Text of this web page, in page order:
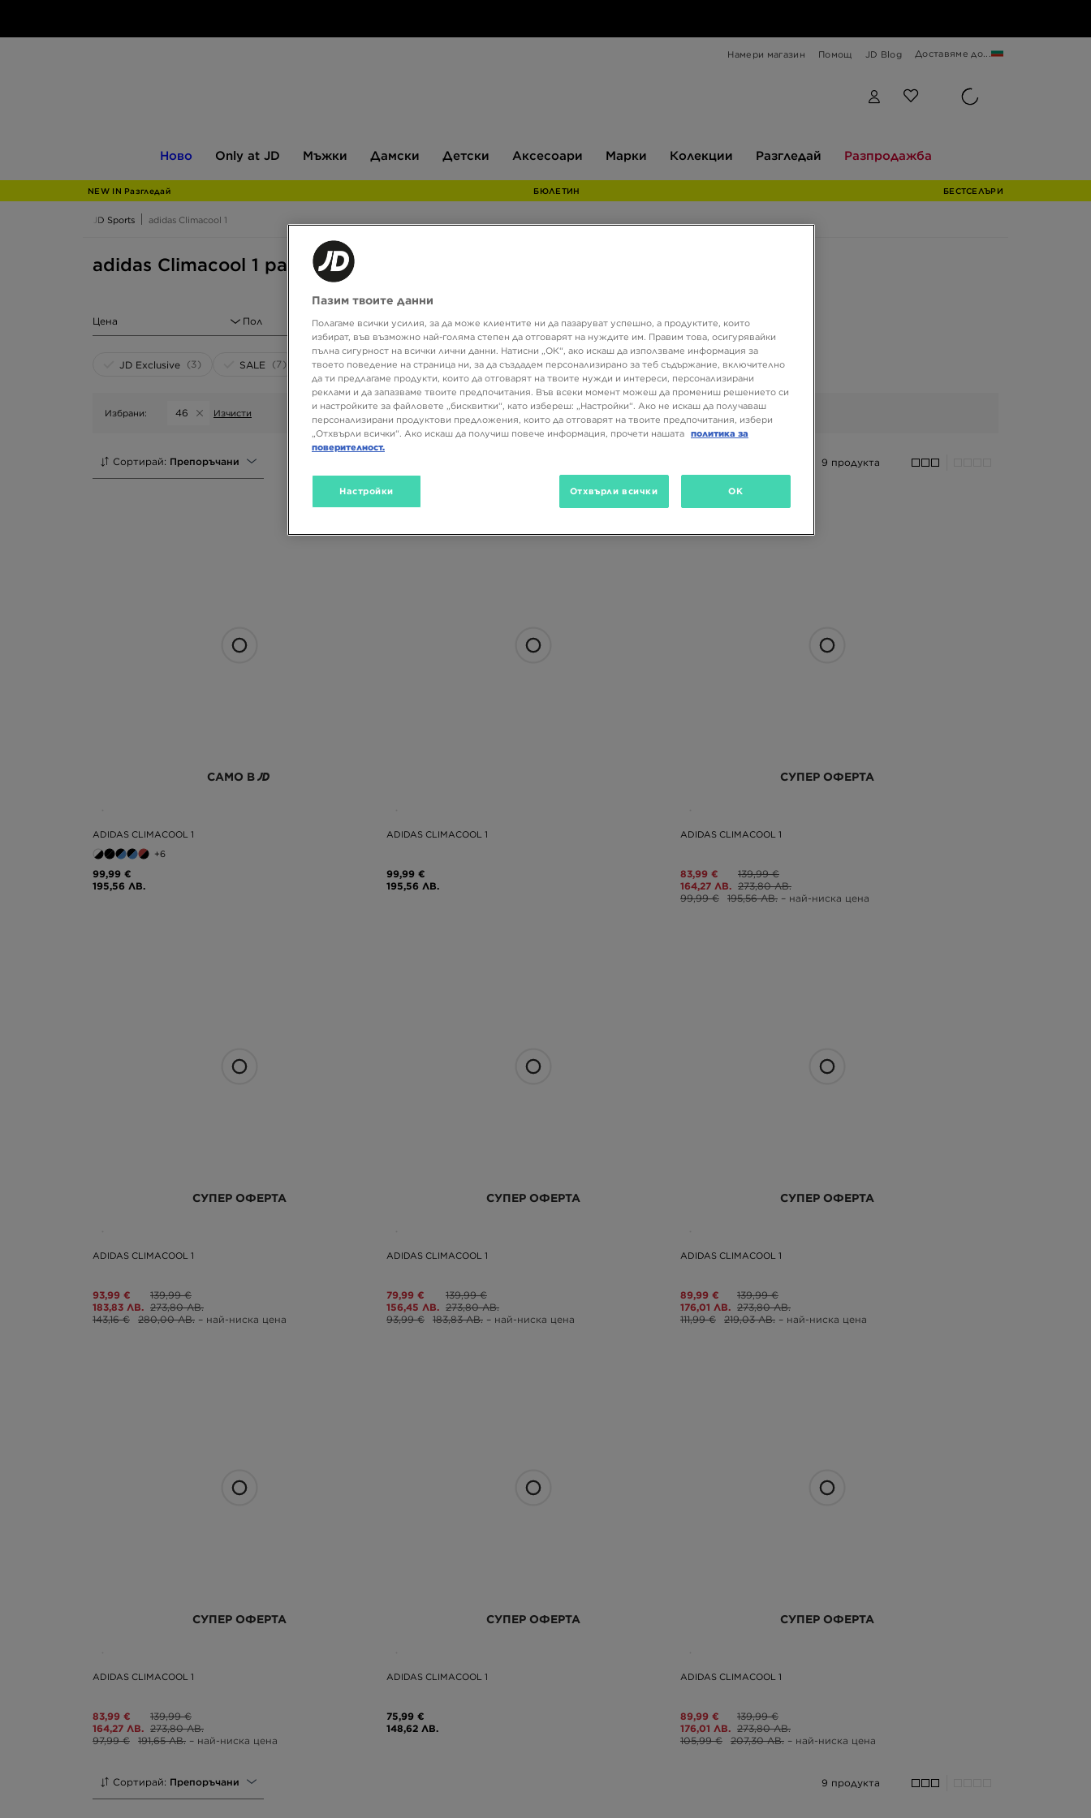
Намери магазин Помощ JD Blog Доставяме до...
Ново
JD
Only at JD Мъжки Дамски Детски Аксесоари Марки Колекции Разгледай Разпродажба
NEW IN Разгледай БЮЛЕТИН БЕСТСЕЛЪРИ
JD Sports adidas Climacool 1
adidas Climacool 1 размер 46
Цена Пол Размер 1 Цвят
JD Exclusive (3) SALE (7)
Избрани: 46 Изчисти
Сортирай: Препоръчани 9 продукта
САМО В
ADIDAS CLIMACOOL 1
+6
99,99 €
195,56 ЛВ.
ADIDAS CLIMACOOL 1
99,99 €
195,56 ЛВ.
СУПЕР ОФЕРТА
ADIDAS CLIMACOOL 1
83,99 €
164,27 ЛВ.
139,99 €
273,80 ЛВ.
99,99 €
195,56 ЛВ. – най-ниска цена
СУПЕР ОФЕРТА
ADIDAS CLIMACOOL 1
93,99 €
183,83 ЛВ.
139,99 €
273,80 ЛВ.
143,16 €
280,00 ЛВ. – най-ниска цена
СУПЕР ОФЕРТА
ADIDAS CLIMACOOL 1
79,99 €
156,45 ЛВ.
139,99 €
273,80 ЛВ.
93,99 €
183,83 ЛВ. – най-ниска цена
СУПЕР ОФЕРТА
ADIDAS CLIMACOOL 1
89,99 €
176,01 ЛВ.
139,99 €
273,80 ЛВ.
111,99 €
219,03 ЛВ. – най-ниска цена
СУПЕР ОФЕРТА
ADIDAS CLIMACOOL 1
83,99 €
164,27 ЛВ.
139,99 €
273,80 ЛВ.
97,99 €
191,65 ЛВ. – най-ниска цена
СУПЕР ОФЕРТА
ADIDAS CLIMACOOL 1
75,99 €
148,62 ЛВ.
СУПЕР ОФЕРТА
ADIDAS CLIMACOOL 1
89,99 €
176,01 ЛВ.
139,99 €
273,80 ЛВ.
105,99 €
207,30 ЛВ. – най-ниска цена
Сортирай: Препоръчани 9 продукта
Пазим твоите данни
Полагаме всички усилия, за да може клиентите ни да пазаруват успешно, а продуктите, които
избират, във възможно най-голяма степен да отговарят на нуждите им. Правим това, осигурявайки
пълна сигурност на всички лични данни. Натисни „ОК“, ако искаш да използваме информация за
твоето поведение на страница ни, за да създадем персонализирано за теб съдържание, включително
да ти предлагаме продукти, които да отговарят на твоите нужди и интереси, персонализирани
реклами и да запазваме твоите предпочитания. Във всеки момент можеш да промениш решението си
и настройките за файловете „бисквитки“, като избереш: „Настройки“. Ако не искаш да получаваш
персонализирани продуктови предложения, които да отговарят на твоите предпочитания, избери
„Отхвърли всички“. Ако искаш да получиш повече информация, прочети нашата политика за
поверителност.
Настройки Отхвърли всички OK